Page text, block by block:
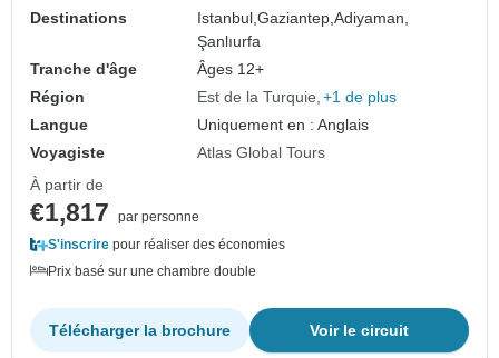
Destinations Istanbul,Gaziantep,Adiyaman,
Şanlıurfa
Tranche d'âge
Âges 12+
Région
Est de la Turquie +1 de plus
Langue
Uniquement en : Anglais
Voyagiste
Atlas Global Tours
À partir de
€1,817
par personne
S'inscrire pour réaliser des économies
Prix basé sur une chambre double
Voir le circuit
Télécharger la brochure